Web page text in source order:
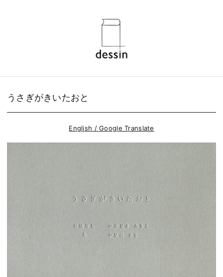
うさぎがきいたおと
English / Google Translate